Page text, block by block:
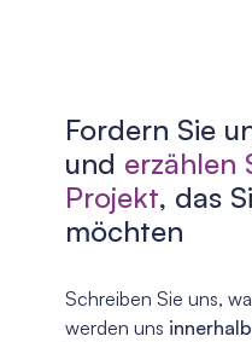
Fordern Sie
und erzählen
Projekt, das
möchten
Schreiben Sie uns,
werden uns